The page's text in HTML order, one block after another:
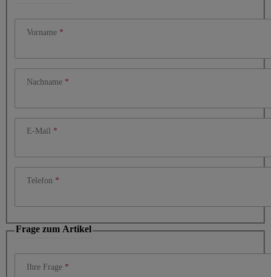
Vorname
Nachname
E-Mail
Telefon
Frage zum Artikel
Ihre Frage